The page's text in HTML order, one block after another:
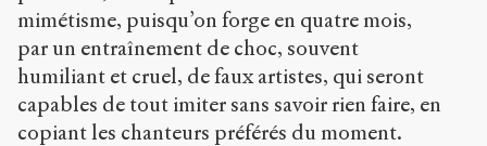
mimétisme, puisqu’on forge en quatre mois,
par un entraînement de choc, souvent
humiliant et cruel, de faux artistes, qui seront
capables de tout imiter sans savoir rien faire, en
copiant les chanteurs préférés du moment.